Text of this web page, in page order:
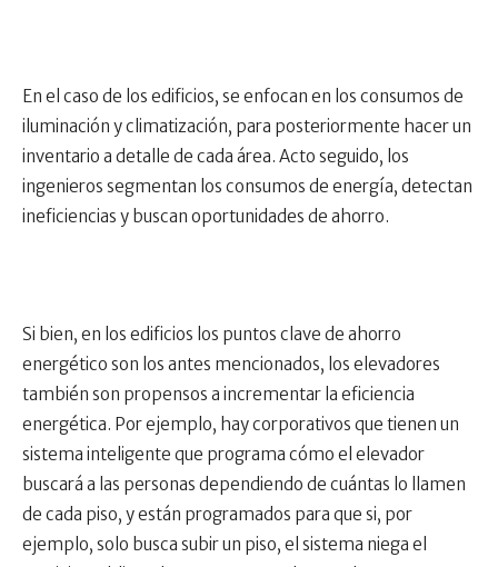
En el caso de los edificios, se enfocan en los consumos de
iluminación y climatización, para posteriormente hacer un
inventario a detalle de cada área. Acto seguido, los
ingenieros segmentan los consumos de energía, detectan
ineficiencias y buscan oportunidades de ahorro.
Si bien, en los edificios los puntos clave de ahorro
energético son los antes mencionados, los elevadores
también son propensos a incrementar la eficiencia
energética. Por ejemplo, hay corporativos que tienen un
sistema inteligente que programa cómo el elevador
buscará a las personas dependiendo de cuántas lo llamen
de cada piso, y están programados para que si, por
ejemplo, solo busca subir un piso, el sistema niega el